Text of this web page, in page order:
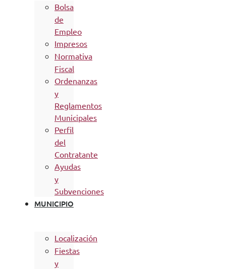
Bolsa
de
Empleo
Impresos
Normativa
Fiscal
Ordenanzas
y
Reglamentos
Municipales
Perfil
del
Contratante
Ayudas
y
Subvenciones
MUNICIPIO
Localización
Fiestas
y